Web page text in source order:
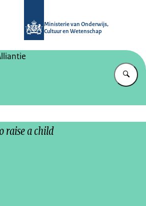
Ministerie van Onderwijs,
Cultuur en Wetenschap
raise a child